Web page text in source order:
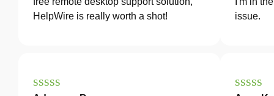
HelpWire is really worth a shot!
issue.